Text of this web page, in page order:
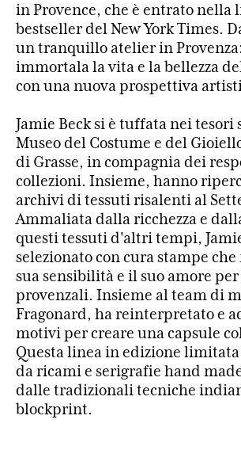
in Provence, che è entrato nella
bestseller del New York Times.
un tranquillo atelier in
immortala la vita e la bellezza
con una nuova prospettiva
Jamie Beck si è tuffata nei tesori
Museo del Costume e del
di Grasse, in compagnia dei
collezioni. Insieme, hanno
archivi di tessuti risalenti al
Ammaliata dalla ricchezza e
questi tessuti d'altri tempi,
selezionato con cura stampe
sua sensibilità e il suo amore
provenzali. Insieme al team di
Fragonard, ha reinterpretato e
motivi per creare una capsule
Questa linea in edizione
da ricami e serigrafie hand
dalle tradizionali tecniche
blockprint.